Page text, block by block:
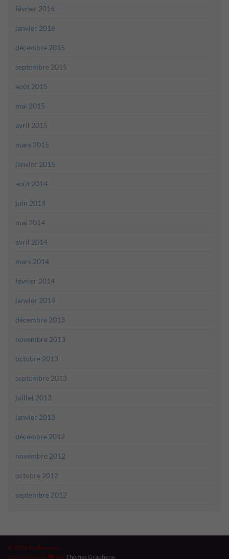
février 2016
janvier 2016
décembre 2015
septembre 2015
août 2015
mai 2015
avril 2015
mars 2015
janvier 2015
août 2014
juin 2014
mai 2014
avril 2014
mars 2014
février 2014
janvier 2014
décembre 2013
novembre 2013
octobre 2013
septembre 2013
juillet 2013
janvier 2013
décembre 2012
novembre 2012
octobre 2012
septembre 2012
© 2026 Prehistoroc.
Construit avec
parThèmes Graphene